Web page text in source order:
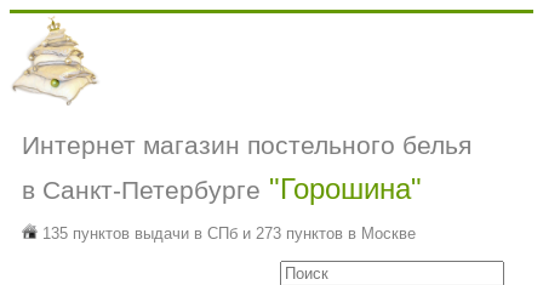
Интернет магазин постельного белья
в Санкт-Петербурге "Горошина"
135 пунктов выдачи в СПб и 273 пунктов в Москве